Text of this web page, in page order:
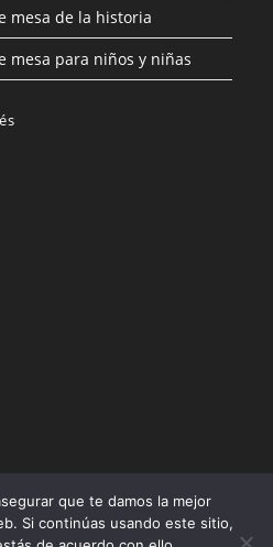
mesa de la historia
mesa para niños y niñas
directamente. Todos sus enlaces están
que te damos la mejor
Si continúas usando este sitio,